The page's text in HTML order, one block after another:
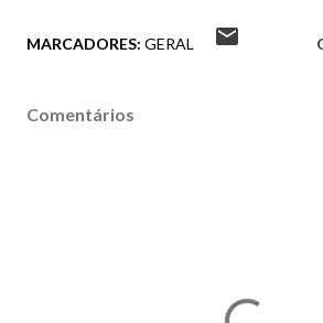
MARCADORES: GERAL
Comentários